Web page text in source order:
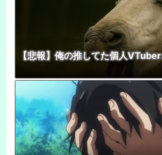
【悲報】俺の推してた個人